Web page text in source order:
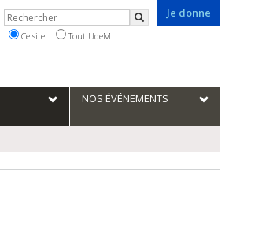
Je donne
Rechercher
Rechercher
Ce site Tout UdeM
NOS ÉVÉNEMENTS